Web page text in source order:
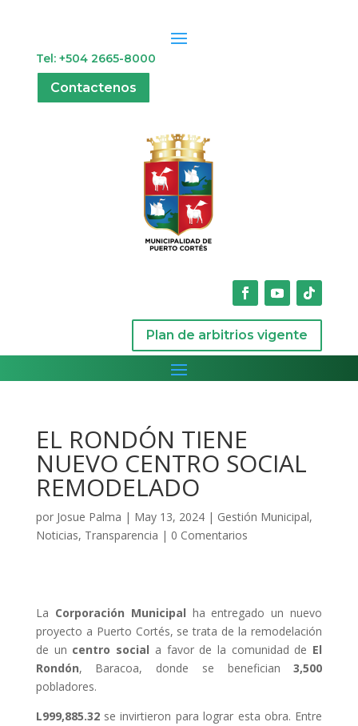
Tel: +504 2665-8000
Contactenos
Plan de arbitrios vigente
EL RONDÓN TIENE
NUEVO CENTRO SOCIAL
REMODELADO
por Josue Palma | May 13, 2024| Gestión Municipal,
Noticias, Transparencia | 0 Comentarios
La Corporación Municipal ha entregado un nuevo
proyecto a Puerto Cortés, se trata de la remodelación
de un centro social a favor de la comunidad de El
Rondón, Baracoa, donde se benefician3,500
pobladores.
L999,885.32se invirtieron para lograr esta obra. Entre